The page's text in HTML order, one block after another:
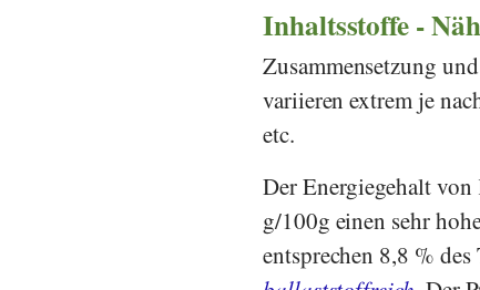
Inhaltsstoffe -
Zusammensetzung
variieren extrem je
etc.
Der Energiegehalt
g/100g einen sehr
entsprechen 8,8 %